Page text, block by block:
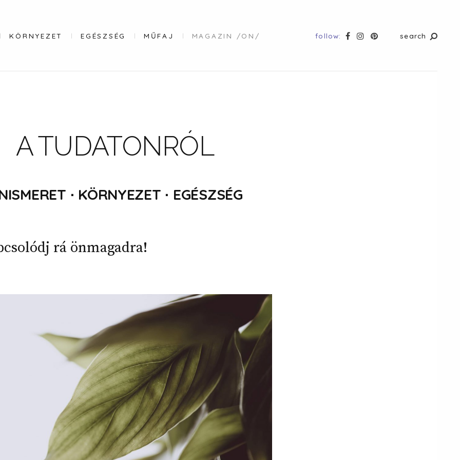
KÖRNYEZET EGÉSZSÉG MŰFAJ MAGAZIN /ON/ follow: search
A TUDATONRÓL
∙ KÖRNYEZET ∙ EGÉSZSÉG
rá önmagadra!